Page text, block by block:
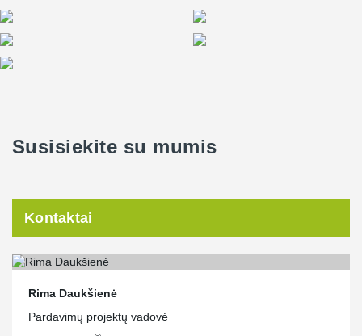
Susisiekite su mumis
Kontaktai
Rima Daukšienė
Pardavimų projektų vadovė